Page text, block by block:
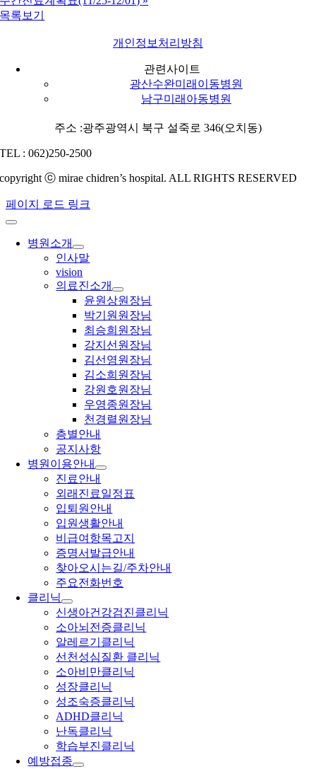
목록보기
개인정보처리방침
관련사이트
광산수완미래이동병원
남구미래아동병원
주소 :광주광역시 북구 설죽로 346(오치동)
TEL : 062)250-2500
copyright ⓒ mirae chidren’s hospital. ALL RIGHTS RESERVED
페이지 로드 링크
병원소개
인사말
vision
의료진소개
윤원상원장님
박기원원장님
최승희원장님
강지선원장님
김선영원장님
김소희원장님
강원호원장님
우영종원장님
천경렬원장님
층별안내
공지사항
병원이용안내
진료안내
외래진료일정표
입퇴원안내
입원생활안내
비급여항목고지
증명서발급안내
찾아오시는길/주차안내
주요전화번호
클리닉
신생아건강검진클리닉
소아뇌전증클리닉
알레르기클리닉
선천성심질환 클리닉
소아비만클리닉
성장클리닉
성조숙증클리닉
ADHD클리닉
난독클리닉
학습부진클리닉
예방접종